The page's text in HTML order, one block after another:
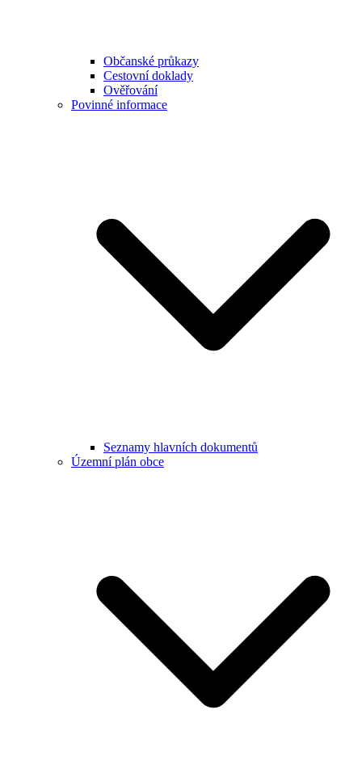
Občanské průkazy
Cestovní doklady
Ověřování
Povinné informace
Seznamy hlavních dokumentů
Územní plán obce